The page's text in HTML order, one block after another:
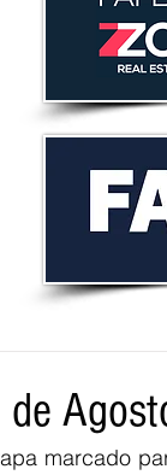
marcado